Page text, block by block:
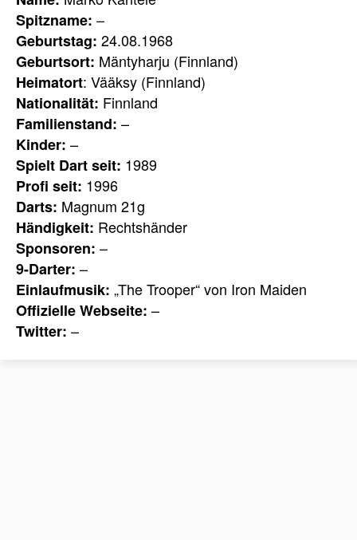
Spitzname: –
Geburtstag: 24.08.1968
Geburtsort: Mäntyharju (Finnland)
Heimatort: Vääksy (Finnland)
Nationalität: Finnland
Familienstand: –
Kinder: –
Spielt Dart seit: 1989
Profi seit: 1996
Darts: Magnum 21g
Händigkeit: Rechtshänder
Sponsoren: –
9-Darter: –
Einlaufmusik: „The Trooper“ von Iron Maiden
Offizielle Webseite: –
Twitter: –